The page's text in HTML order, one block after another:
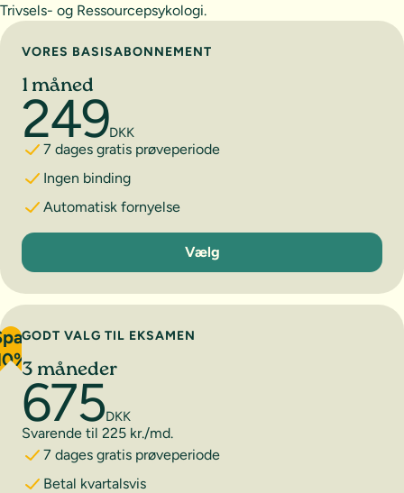
Trivsels- og Ressourcepsykologi.
Vælg abonnement
VORES BASISABONNEMENT
1 måned
249DKK
7 dages gratis prøveperiode
Ingen binding
Automatisk fornyelse
1 måned
Vælg
GODT VALG TIL EKSAMEN
3 måneder
675DKK
Svarende til 225 kr./md.
7 dages gratis prøveperiode
Betal kvartalsvis